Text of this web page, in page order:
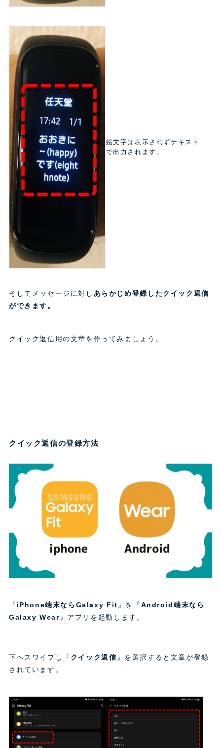
絵文字は表示されずテキスト
で出力されます。
そしてメッセージに対し あらかじめ登録したクイック返信
ができます。
クイック返信用の文章を作ってみましょう。
クイック返信の登録方法
『 iPhone端末ならGalaxy Fit 』を『Android端末なら
Galaxy Wear 』アプリを起動します。
下へスワイプし『 クイック返信 』を選択すると文章が登録
されています。​